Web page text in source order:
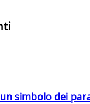
simbolo dei